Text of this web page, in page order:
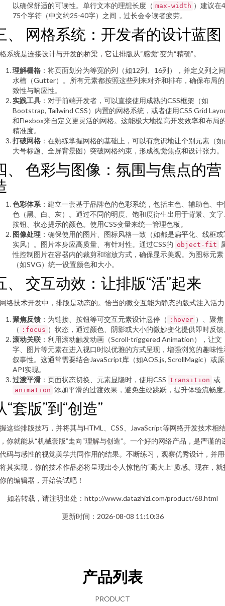
以确保舒适的可读性。单行文本的理想长度（ max-width ）建议在
75个字符（中文约25-40字）之间，过长会令读者疲劳。
、 网格系统：开发者的设计蓝图
系统是连接设计与开发的桥梁，它让排版从“感觉”变为“精确”。
理解栅格 ：将页面划分为等宽的列（如12列、16列），并定义列之
水槽（Gutter）。所有元素都按照这些列来对齐和排布，确保布局
致性与响应性。
实践工具 ：对于前端开发者，可以直接使用成熟的CSS框架（如
Bootstrap, Tailwind CSS）内置的网格系统，或者使用CSS Grid
和Flexbox来自定义更灵活的网格。这能极大地提高开发效率和布局
精准度。
打破网格 ：在熟练掌握网格的基础上，可以有意识地让个别元素（如
大号标题、全屏背景图）突破网格约束，形成视觉焦点和设计张力。
、 色彩与图像：氛围与焦点的营
色彩体系 ：建立一套基于品牌色的色彩系统，包括主色、辅助色、中
色（黑、白、灰）。通过不同的明度、饱和度衍生出用于背景、文字
按钮、状态提示的颜色。使用CSS变量来统一管理色板。
图像处理 ：确保使用的图片、图标风格一致（如都是扁平化、线框或
实风）。图片本身应高质量、有针对性。通过CSS的 object-fit
性控制图片在容器内的裁剪和缩放方式，确保显示美观。为图标元素
（如SVG）统一设置颜色和大小。
、 交互动效：让排版“活”起来
络技术开发中，排版是动态的。恰当的微交互能为静态的版式注入活
聚焦反馈 ：为链接、按钮等可交互元素设计悬停（ :hover ）、聚焦
（ :focus ）状态，通过颜色、阴影或大小的微妙变化提供即时反馈
滚动关联 ：利用滚动触发动画（Scroll-triggered Animation），让文
字、图片等元素在进入视口时以优雅的方式呈现，增强浏览的趣味性
叙事性。这通常需要结合JavaScript库（如AOS.js, ScrollMagic）或
API实现。
过渡平滑 ：页面状态切换、元素显隐时，使用CSS transition 或
animation 添加平滑的过渡效果，避免生硬跳跃，提升体验流畅度
“套版”到“创造”
这些排版技巧，并将其与HTML、CSS、JavaScript等网络开发技术相
你就能从“机械套版”走向“理解与创造”。一个好的网络产品，是严谨的
码与感性的视觉美学共同作用的结果。不断练习，观察优秀设计，并
其实现，你的技术作品必将呈现出令人惊艳的“高大上”质感。现在，就
的编辑器，开始尝试吧！
如若转载，请注明出处：http://www.datazhizi.com/product/68.html
更新时间：2026-08-08 11:10:36
产品列表
PRODUCT